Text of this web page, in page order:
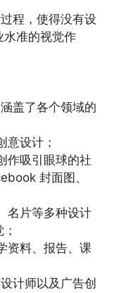
程，使得没有设
水准的视觉作
盖了各个领域的
意设计；
作吸引眼球的社
封面图、
名片等多种设计
资料、报告、课
计师以及广告创